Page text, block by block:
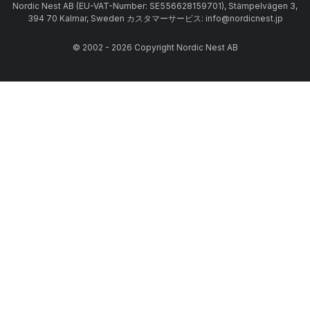
Nordic Nest AB (EU-VAT-Number: SE556628159701), Stämpelvägen 3,
394 70 Kalmar, Sweden カスタマーサービス: info@nordicnest.jp
© 2002 - 2026 Copyright Nordic Nest AB